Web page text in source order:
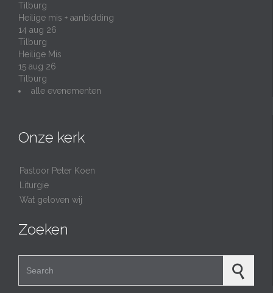
Tilburg
Heilige mis + aanbidding
14 aug 26
Tilburg
Heilige Mis
15 aug 26
Tilburg
alle evenementen
Onze kerk
Pastoor Peter Koen
Liturgie
Wat geloven wij
Zoeken